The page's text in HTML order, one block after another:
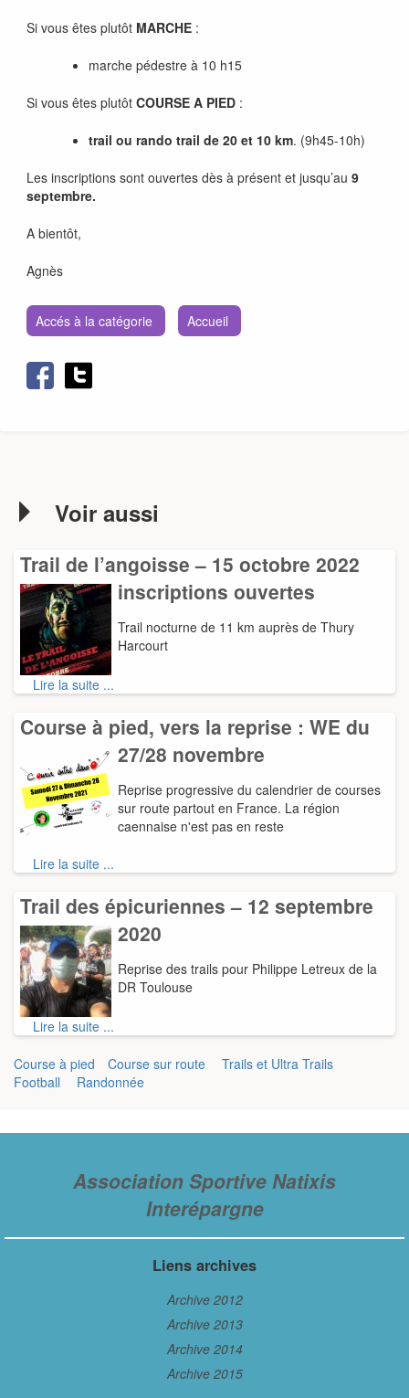
Si vous êtes plutôt MARCHE :
marche pédestre à 10 h15
Si vous êtes plutôt COURSE A PIED :
trail ou rando trail de 20 et 10 km. (9h45-10h)
Les inscriptions sont ouvertes dès à présent et jusqu’au 9
septembre.
A bientôt,
Agnès
Accés à la catégorie Accueil
Voir aussi
Trail de l’angoisse – 15 octobre 2022
inscriptions ouvertes
Trail nocturne de 11 km auprès de Thury
Harcourt
Lire la suite ...
Course à pied, vers la reprise : WE du
27/28 novembre
Reprise progressive du calendrier de courses
sur route partout en France. La région
caennaise n'est pas en reste
Lire la suite ...
Trail des épicuriennes – 12 septembre
2020
Reprise des trails pour Philippe Letreux de la
DR Toulouse
Lire la suite ...
Course à pied Course sur route
Trails et Ultra Trails
Football
Randonnée
Association Sportive Natixis
Interépargne
Liens archives
Archive 2012
Archive 2013
Archive 2014
Archive 2015